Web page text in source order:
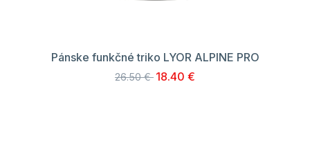
Pánske funkčné triko LYOR ALPINE PRO
26.50 € 18.40 €